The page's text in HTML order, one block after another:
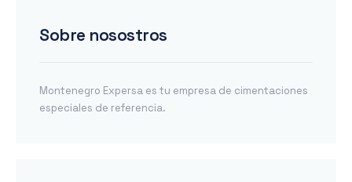
Sobre nosostros
Montenegro Expersa es tu empresa de cimentaciones
especiales de referencia.